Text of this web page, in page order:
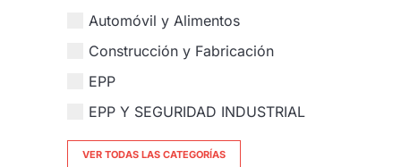
Automóvil y Alimentos
Construcción y Fabricación
EPP
EPP Y SEGURIDAD INDUSTRIAL
VER TODAS LAS CATEGORÍAS